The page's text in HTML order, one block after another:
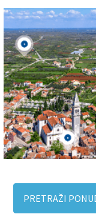
PRETRAŽI